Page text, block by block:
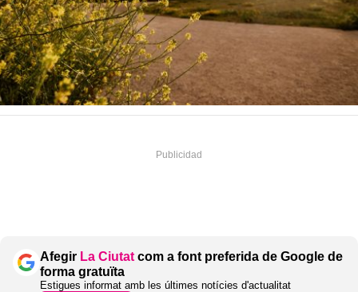
Afegir La Ciutat com a font preferida de Google de
forma gratuïta
Estigues informat amb les últimes notícies d'actualitat